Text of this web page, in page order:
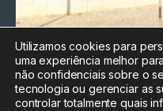
Utilizamos cookies para
uma experiência melhor
não confidenciais sobre o
tecnologia ou gerenciar as
controlar totalmente quais